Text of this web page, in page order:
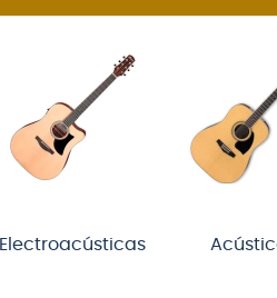
Electroacústicas